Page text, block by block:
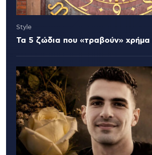
Style
Τα 5 ζώδια που «τραβούν» χρήμα